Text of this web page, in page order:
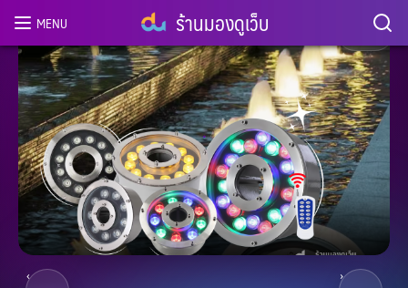
‹ ›
/ 8
ร้านมองดูเว็บ
MENU